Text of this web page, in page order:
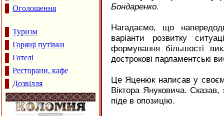
Оголошення
Туризм
Горящі путівки
Готелі
Ресторани, кафе
Дозвілля
Бондаренко.
Нагадаємо, що
варіанти розвитку
формування більшості
дострокові парламентські
Це Яценюк написав у
Віктора Януковича.
піде в опозицію.